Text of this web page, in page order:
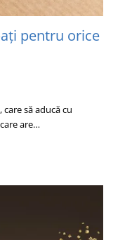
pentru orice
să aducă cu
are…